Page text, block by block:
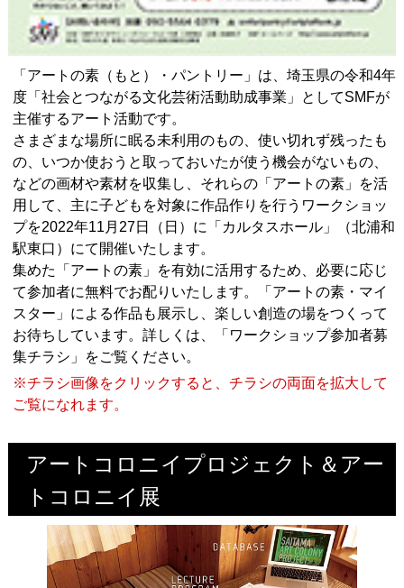
「アートの素（もと）・パントリー」は、埼玉県の令和4年
度「社会とつながる文化芸術活動助成事業」としてSMFが
主催するアート活動です。
さまざまな場所に眠る未利用のもの、使い切れず残ったも
の、いつか使おうと取っておいたが使う機会がないもの、
などの画材や素材を収集し、それらの「アートの素」を活
用して、主に子どもを対象に作品作りを行うワークショッ
プを2022年11月27日（日）に「カルタスホール」（北浦和
駅東口）にて開催いたします。
集めた「アートの素」を有効に活用するため、必要に応じ
て参加者に無料でお配りいたします。「アートの素・マイ
スター」による作品も展示し、楽しい創造の場をつくって
お待ちしています。詳しくは、「ワークショップ参加者募
集チラシ」をご覧ください。
※チラシ画像をクリックすると、チラシの両面を拡大して
ご覧になれます。
アートコロニイプロジェクト＆アー
トコロニイ展